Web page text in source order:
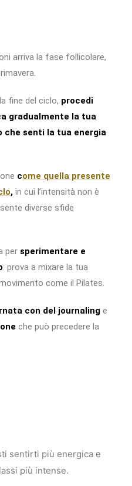
arriva la fase follicolare,
fine del ciclo, procedi
gradualmente la tua
che senti la tua energia
come quella presente
,in cui l’intensità non è
diverse sfide
per sperimentare e
: prova a mixare la tua
come il Pilates.
con del journalinge
che può precedere la
sentirti più energica e
più intense.